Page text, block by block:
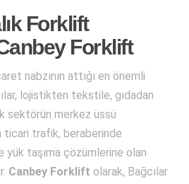
Forklift
Forklift
nabzının attığı en önemli
lojistikten tekstile, gıdadan
sektörün merkez üssü
ticari trafik, beraberinde
taşıma çözümlerine olan
Canbey Forklift olarak, Bağcılar